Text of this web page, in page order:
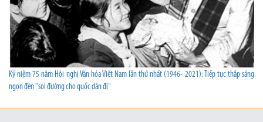
Kỷ niệm 75 năm Hội nghị Văn hóa Việt Nam lần thứ nhất (1946- 2021): Tiếp tục thắp sáng
ngọn đèn "soi đường cho quốc dân đi"